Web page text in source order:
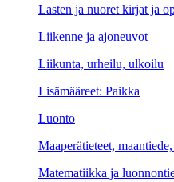
Lasten ja nuoret kirjat ja
Liikenne ja ajoneuvot
Liikunta, urheilu, ulkoilu
Lisämääreet: Paikka
Luonto
Maaperätieteet,
Matematiikka ja